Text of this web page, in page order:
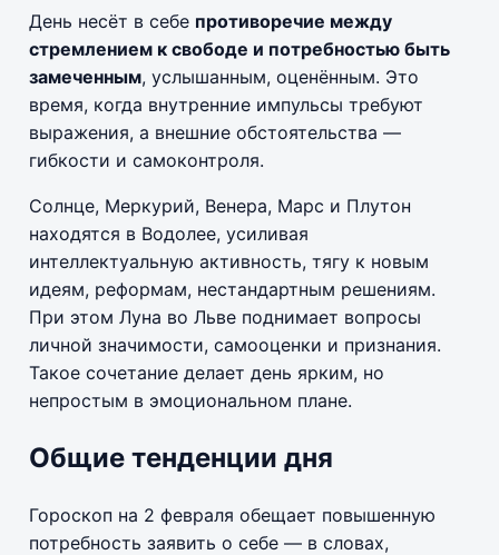
День несёт в себе противоречие между
стремлением к свободе и потребностью быть
замеченным, услышанным, оценённым. Это
время, когда внутренние импульсы требуют
выражения, а внешние обстоятельства —
гибкости и самоконтроля.
Солнце, Меркурий, Венера, Марс и Плутон
находятся в Водолее, усиливая
интеллектуальную активность, тягу к новым
идеям, реформам, нестандартным решениям.
При этом Луна во Льве поднимает вопросы
личной значимости, самооценки и признания.
Такое сочетание делает день ярким, но
непростым в эмоциональном плане.
Общие тенденции дня
Гороскоп на 2 февраля обещает повышенную
потребность заявить о себе — в словах,